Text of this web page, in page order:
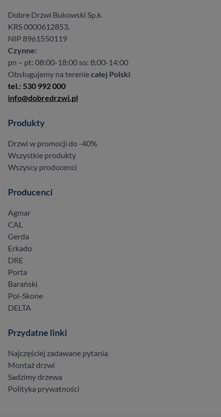
Dobre Drzwi Bukowski Sp.k.
KRS 0000612853,
NIP 8961550119
Czynne:
pn – pt: 08:00-18:00 so: 8:00-14:00
Obsługujemy na tereniecałej Polski
tel.: 530 992 000
info@dobredrzwi.pl
Produkty
Drzwi w promocji do -40%
Wszystkie produkty
Wszyscy producenci
Producenci
Agmar
CAL
Gerda
Erkado
DRE
Porta
Barański
Pol-Skone
DELTA
Przydatne linki
Najczęściej zadawane pytania
Montaż drzwi
Sadzimy drzewa
Polityka prywatności